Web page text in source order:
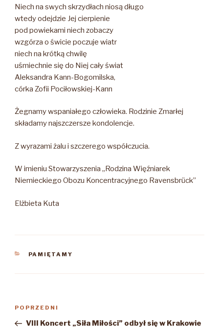
Niech na swych skrzydłach niosą długo
wtedy odejdzie Jej cierpienie
pod powiekami niech zobaczy
wzgórza o świcie poczuje wiatr
niech na krótką chwilę
uśmiechnie się do Niej cały świat
Aleksandra Kann-Bogomilska,
córka Zofii Pociłowskiej-Kann
Żegnamy wspaniałego człowieka. Rodzinie Zmarłej
składamy najszczersze kondolencje.
Z wyrazami żalu i szczerego współczucia.
W imieniu Stowarzyszenia „Rodzina Więźniarek
Niemieckiego Obozu Koncentracyjnego Ravensbrück”
Elżbieta Kuta
KATEGORIE
PAMIĘTAMY
Poprzedni
wpis
POPRZEDNI
VIII Koncert „Siła Miłości” odbył się w Krakowie